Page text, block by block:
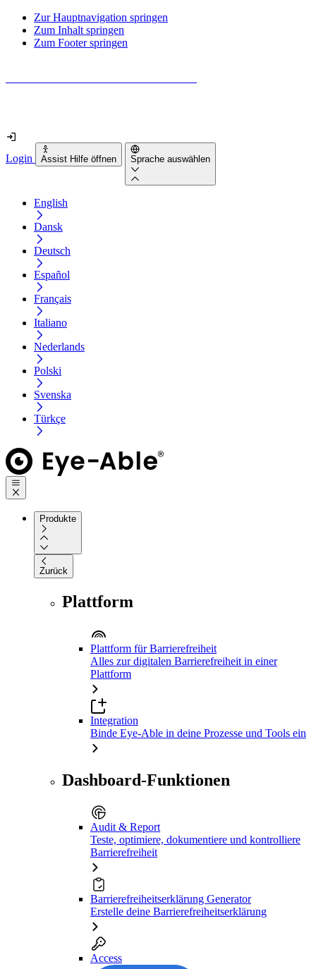
Zur Hauptnavigation springen
Zum Inhalt springen
Zum Footer springen
Login Assist Hilfe öffnen Sprache auswählen
English
Dansk
Deutsch
Español
Français
Italiano
Nederlands
Polski
Svenska
Türkçe
Produkte
Zurück
Plattform
Plattform für Barrierefreiheit
Alles zur digitalen Barrierefreiheit in einer
Plattform
Integration
Binde Eye-Able in deine Prozesse und Tools ein
Dashboard-Funktionen
Audit & Report
Teste, optimiere, dokumentiere und kontrolliere
Barrierefreiheit
Barrierefreiheitserklärung Generator
Erstelle deine Barrierefreiheitserklärung
Access